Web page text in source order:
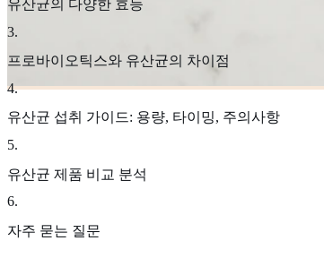
유산균의 다양한 효능
3.
프로바이오틱스와 유산균의 차이점
4.
유산균 섭취 가이드: 용량, 타이밍, 주의사항
5.
유산균 제품 비교 분석
6.
자주 묻는 질문